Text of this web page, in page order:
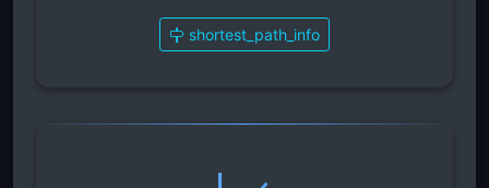
shortest_path_info